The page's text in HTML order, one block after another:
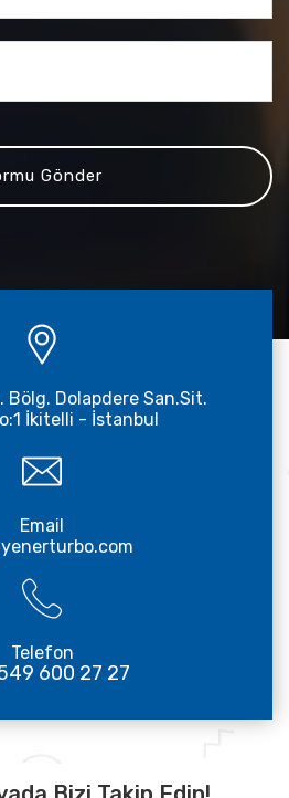
Bölg. Dolapdere San.Sit.
İkitelli - İstanbul
Email
Telefon
600 27 27